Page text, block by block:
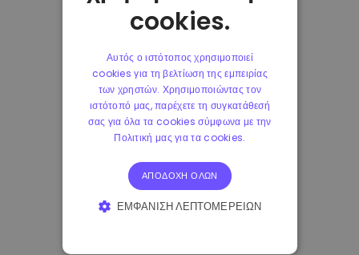
cookies.
Αυτός ο ιστότοπος χρησιμοποιεί
cookies για τη βελτίωση της εμπειρίας
των χρηστών. Χρησιμοποιώντας τον
ιστότοπό μας, παρέχετε τη συγκατάθεσή
σας για όλα τα cookies σύμφωνα με την
Πολιτική μας για τα cookies.
ΑΠΟΔΟΧΉ ΌΛΩΝ
ΕΜΦΆΝΙΣΗ ΛΕΠΤΟΜΕΡΕΙΏΝ